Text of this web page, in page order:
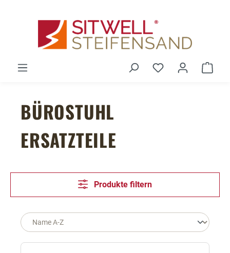
Du hast 0
BÜROSTUHL
ERSATZTEILE
Produkte filtern